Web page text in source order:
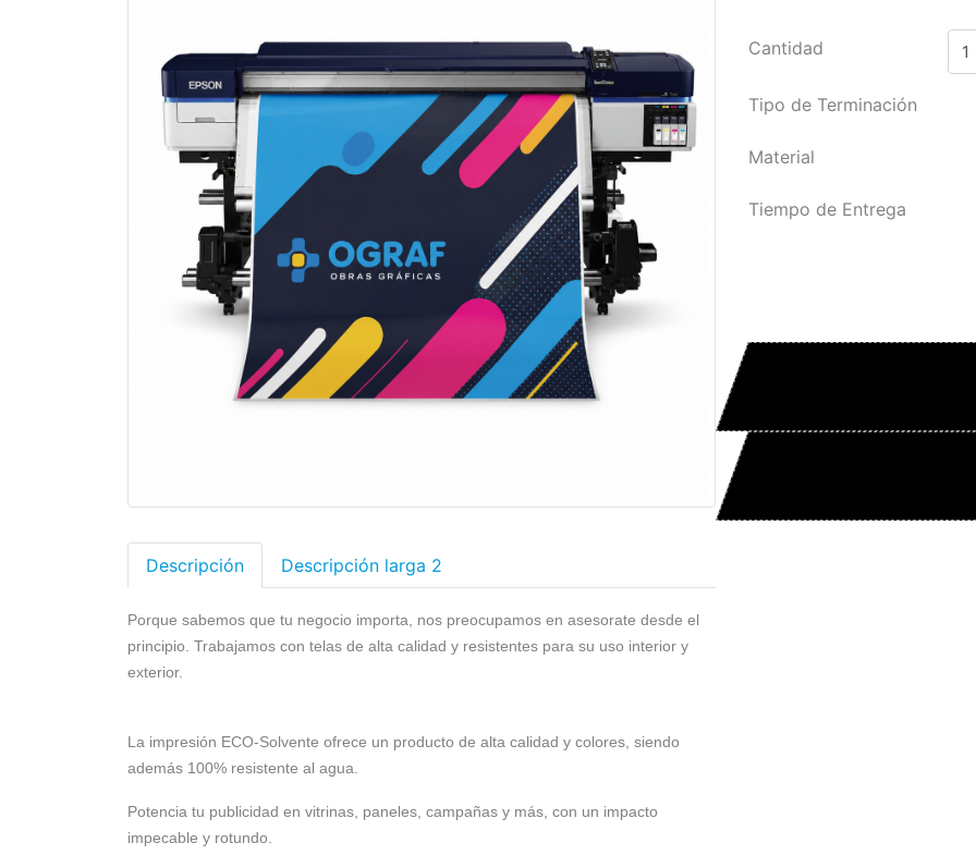
Descripción Descripción larga 2
Porque sabemos que tu negocio importa, nos preocupamos en asesorate desde el
principio. Trabajamos con telas de alta calidad y resistentes para su uso interior y
exterior.
La impresión ECO-Solvente ofrece un producto de alta calidad y colores, siendo
además 100% resistente al agua.
Potencia tu publicidad en vitrinas, paneles, campañas y más, con un impacto
impecable y rotundo.
Cantidad
Tipo de Terminación
Material
Tiempo de Entrega